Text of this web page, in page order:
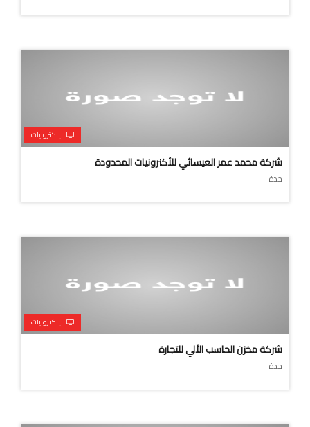
الإلكترونيات
شركة محمد عمر العيسائي للأكنرونيات المحدودة
جدة
الإلكترونيات
شركة مخزن الحاسب الألي للتجارة
جدة